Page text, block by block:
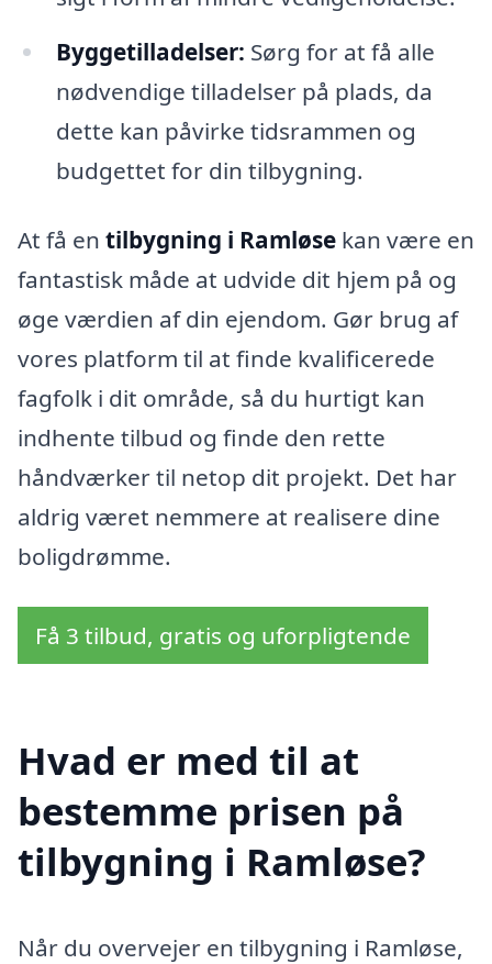
Byggetilladelser: Sørg for at få alle
nødvendige tilladelser på plads, da
dette kan påvirke tidsrammen og
budgettet for din tilbygning.
At få en tilbygning i Ramløse kan være en
fantastisk måde at udvide dit hjem på og
øge værdien af din ejendom. Gør brug af
vores platform til at finde kvalificerede
fagfolk i dit område, så du hurtigt kan
indhente tilbud og finde den rette
håndværker til netop dit projekt. Det har
aldrig været nemmere at realisere dine
boligdrømme.
Få 3 tilbud, gratis og uforpligtende
Hvad er med til at
bestemme prisen på
tilbygning i Ramløse?
Når du overvejer en tilbygning i Ramløse,